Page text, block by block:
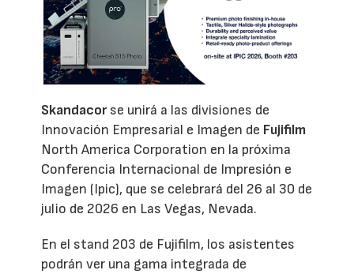
Skandacorse unirá a las divisiones de
Innovación Empresarial e Imagen de Fujifilm
North America Corporation en la próxima
Conferencia Internacional de Impresión e
Imagen (Ipic), que se celebrará del 26 al 30 de
julio de 2026 en Las Vegas, Nevada.
En el stand 203 de Fujifilm, los asistentes
podrán ver una gama integrada de